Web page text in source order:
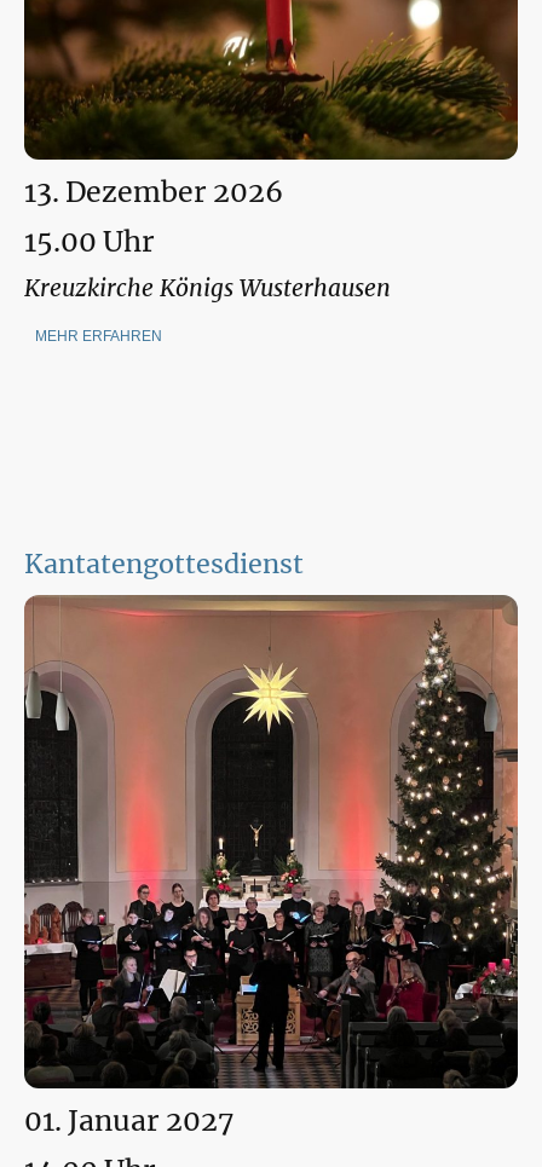
13. Dezember 2026
15.00 Uhr
Kreuzkirche Königs Wusterhausen
MEHR ERFAHREN
Kantatengottesdienst
01. Januar 2027